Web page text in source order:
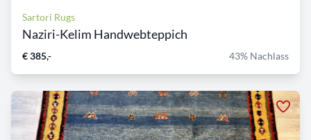
Sartori Rugs
Naziri-Kelim Handwebteppich
€ 385,- 43% Nachlass